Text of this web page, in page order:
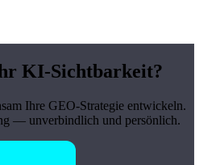
KI-Sichtbarkeit?
Ihre GEO-Strategie entwickeln.
— unverbindlich und persönlich.